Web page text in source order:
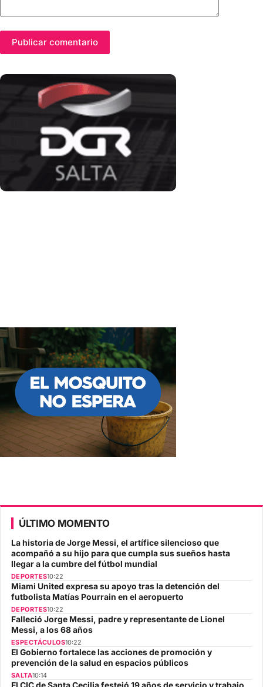
Publicar comentario
ÚLTIMO MOMENTO
La historia de Jorge Messi, el artífice silencioso que
acompañó a su hijo para que cumpla sus sueños hasta
llegar a la cumbre del fútbol mundial
DEPORTES10:22
Miami United expresa su apoyo tras la detención del
futbolista Matías Pourrain en el aeropuerto
DEPORTES10:22
Falleció Jorge Messi, padre y representante de Lionel
Messi, a los 68 años
ESPECTÁCULOS10:22
El Gobierno fortalece las acciones de promoción y
prevención de la salud en espacios públicos
SALTA10:14
El CIC de Santa Cecilia festejó 19 años de servicio y trabajo